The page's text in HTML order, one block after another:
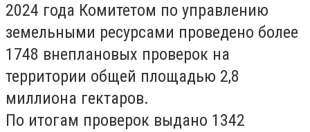
2024 года Комитетом по управлению
земельными ресурсами проведено более
1748 внеплановых проверок на
территории общей площадью 2,8
миллиона гектаров.
По итогам проверок выдано 1342